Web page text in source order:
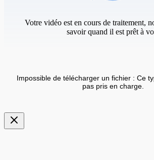
Votre vidéo est en cours de traitement,
savoir quand il est prêt à
Impossible de télécharger un fichier : Ce
pas pris en charge.